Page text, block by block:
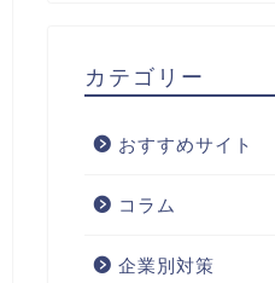
カテゴリー
おすすめサイト
コラム
企業別対策